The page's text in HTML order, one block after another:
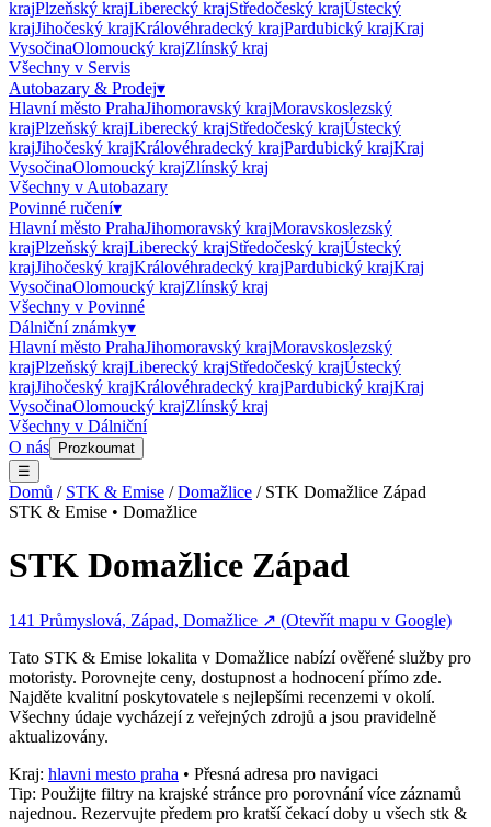
krajPlzeňský krajLiberecký krajStředočeský krajÚstecký
krajJihočeský krajKrálovéhradecký krajPardubický krajKraj
VysočinaOlomoucký krajZlínský kraj
Všechny v Servis
Autobazary & Prodej▾
Hlavní město PrahaJihomoravský krajMoravskoslezský
krajPlzeňský krajLiberecký krajStředočeský krajÚstecký
krajJihočeský krajKrálovéhradecký krajPardubický krajKraj
VysočinaOlomoucký krajZlínský kraj
Všechny v Autobazary
Povinné ručení▾
Hlavní město PrahaJihomoravský krajMoravskoslezský
krajPlzeňský krajLiberecký krajStředočeský krajÚstecký
krajJihočeský krajKrálovéhradecký krajPardubický krajKraj
VysočinaOlomoucký krajZlínský kraj
Všechny v Povinné
Dálniční známky▾
Hlavní město PrahaJihomoravský krajMoravskoslezský
krajPlzeňský krajLiberecký krajStředočeský krajÚstecký
krajJihočeský krajKrálovéhradecký krajPardubický krajKraj
VysočinaOlomoucký krajZlínský kraj
Všechny v Dálniční
O nás
Prozkoumat
☰
Domů / STK & Emise /Domažlice / STK Domažlice Západ
STK & Emise • Domažlice
STK Domažlice Západ
141 Průmyslová, Západ, Domažlice ↗ (Otevřít mapu v Google)
Tato STK & Emise lokalita v Domažlice nabízí ověřené služby pro
motoristy. Porovnejte ceny, dostupnost a hodnocení přímo zde.
Najděte kvalitní poskytovatele s nejlepšími recenzemi v okolí.
Všechny údaje vycházejí z veřejných zdrojů a jsou pravidelně
aktualizovány.
Kraj: hlavni mesto praha • Přesná adresa pro navigaci
Tip: Použijte filtry na krajské stránce pro porovnání více záznamů
najednou. Rezervujte předem pro kratší čekací doby u všech stk &